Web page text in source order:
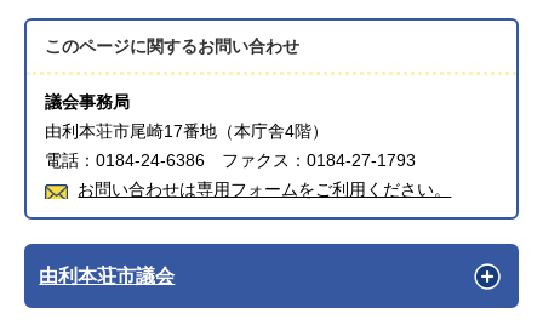
このページに関するお問い合わせ
議会事務局
由利本荘市尾崎17番地（本庁舎4階）
電話：0184-24-6386 ファクス：0184-27-1793
お問い合わせは専用フォームをご利用ください。
由利本荘市議会